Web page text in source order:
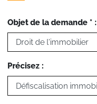
Objet de la demande * :
Précisez :